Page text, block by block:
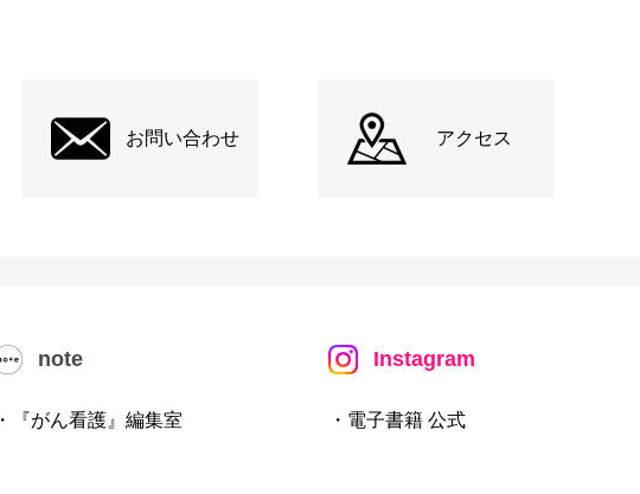
お問い合わせ アクセス
note
・『がん看護』編集室
Instagram
・電子書籍 公式